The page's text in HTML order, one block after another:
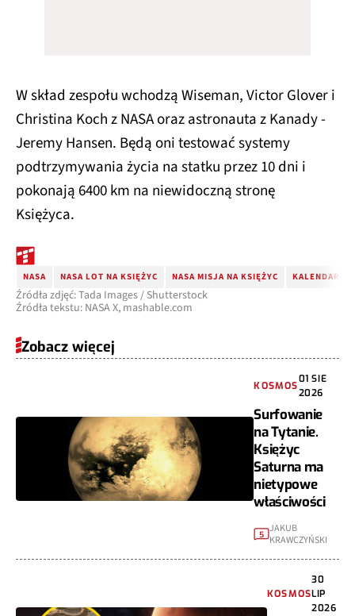
W skład zespołu wchodzą Wiseman, Victor Glover i
Christina Koch z NASA oraz astronauta z Kanady -
Jeremy Hansen. Będą oni testować systemy
podtrzymywania życia na statku przez 10 dni i
pokonają 6400 km na niewidoczną stronę
Księżyca.
NASA NASA LOT NA KSIĘŻYC NASA MISJA NA KSIĘŻYC KALENDARZ
Źródła zdjęć: Tada Images / Shutterstock
Źródła tekstu: NASA X, mashable.com
Zobacz więcej
KOSMOS
01 SIE
2026
Surfowanie
na Tytanie.
Księżyc
Saturna ma
nietypowe
właściwości
5 JAKUB
KRAWCZYŃSKI
KOSMOS
30
LIP
2026